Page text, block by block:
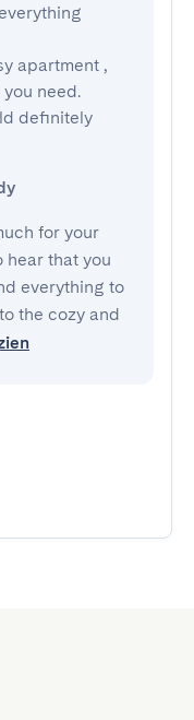
apartment ,
need.
definitely
for your
hear that you
everything to
the cozy and